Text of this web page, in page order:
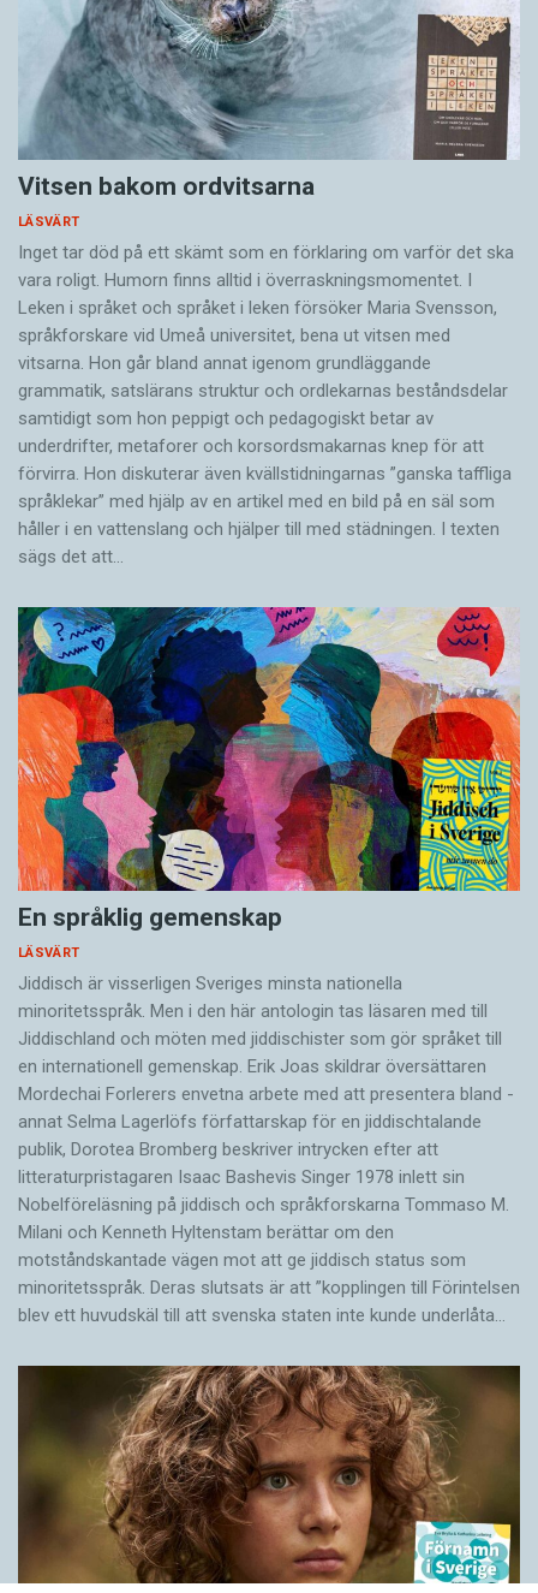
Vitsen bakom ordvitsarna
LÄSVÄRT
Inget tar död på ett skämt som en förklaring om varför det ska
vara roligt. Humorn finns alltid i överrask­ningsmomentet. I
Leken i språket och språket i leken för­söker Maria Svensson,
språkforskare vid Umeå universitet, bena ut vitsen med
vitsarna. Hon går bland annat igenom grundläggande
grammatik, satslärans struktur och ord­lekarnas beståndsdelar
samtidigt som hon peppigt och pedagogiskt betar av
underdrifter, meta­forer och korsords­makarnas knep för att
förvirra. Hon diskuterar även ­kvällstidningarnas ”ganska taffliga
språklekar” med hjälp av en artikel med en bild på en säl som
håller i en vatten­slang och hjälper till med städningen. I ­texten
sägs det att…
En språklig gemenskap
LÄSVÄRT
Jiddisch är visserligen Sveriges minsta nationella
minoritetsspråk. Men i den här antologin tas läsaren med till
Jiddischland och möten med jiddischister som gör språket till
en internationell gemenskap. Erik Joas skildrar översättaren
Morde­chai Forlerers envetna arbete med att presentera bland ­
annat Selma Lagerlöfs författarskap för en jiddisch­talande
publik, Dorotea Bromberg beskriver intrycken efter att
litteraturpristagaren Isaac Bashevis Singer 1978 inlett sin
Nobelföreläsning på jiddisch och språkforskarna Tommaso M.
Milani och Kenneth Hyltenstam berättar om den
motståndskantade vägen mot att ge jiddisch status som
minoritetsspråk. Deras slutsats är att ”kopplingen till Förintelsen
blev ett huvud­skäl till att svenska staten inte kunde underlåta…